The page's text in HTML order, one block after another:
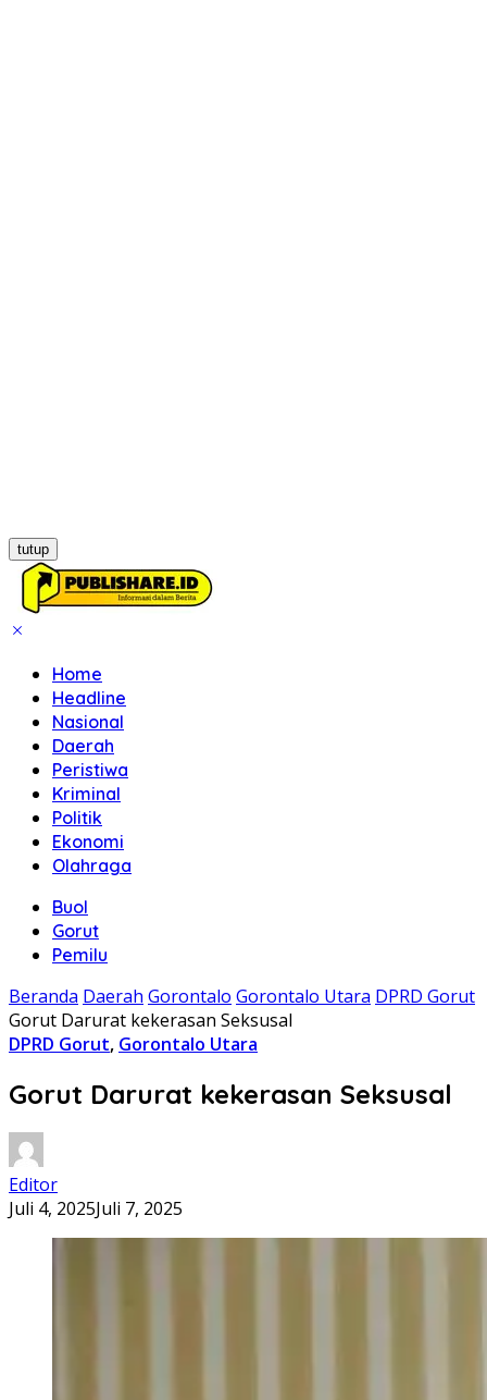
tutup
Home
Headline
Nasional
Daerah
Peristiwa
Kriminal
Politik
Ekonomi
Olahraga
Buol
Gorut
Pemilu
Beranda Daerah Gorontalo Gorontalo Utara DPRD Gorut
Gorut Darurat kekerasan Seksusal
DPRD Gorut, Gorontalo Utara
Gorut Darurat kekerasan Seksusal
Editor
Juli 4, 2025Juli 7, 2025